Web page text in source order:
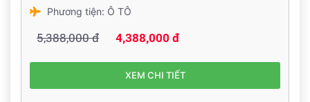
Phương tiện: Ô TÔ
5,388,000 đ 4,388,000 đ
XEM CHI TIẾT